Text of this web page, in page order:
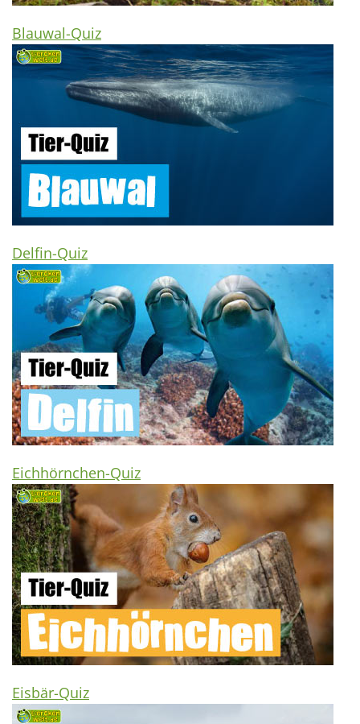
Blauwal-Quiz
Delfin-Quiz
Eichhörnchen-Quiz
Eisbär-Quiz